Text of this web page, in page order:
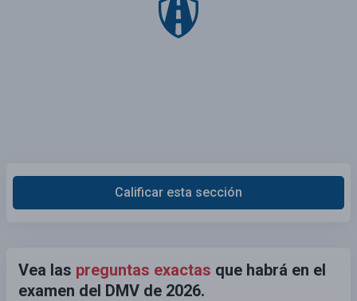
Calificar esta sección
Vea las preguntas exactas que habrá en el
examen del DMV de 2026.